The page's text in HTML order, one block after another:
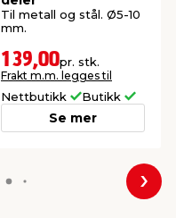
Til metall og stål. Ø5-10
mm.
139,00pr. stk.
Frakt m.m. legges til
Nettbutikk Butikk
Se mer